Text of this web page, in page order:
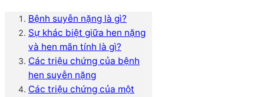
Bệnh suyễn nặng là gì?
Sự khác biệt giữa hen nặng
và hen mãn tính là gì?
Các triệu chứng của bệnh
hen suyễn nặng
Các triệu chứng của một